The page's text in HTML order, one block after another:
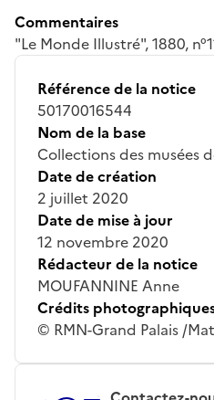
Commentaires
"Le Monde Illustré", 1880,
Référence de la notice
50170016544
Nom de la base
Collections des musées
Date de création
2 juillet 2020
Date de mise à jour
12 novembre 2020
Rédacteur de la notice
MOUFANNINE Anne
Crédits
© RMN-Grand Palais /